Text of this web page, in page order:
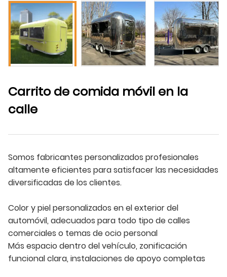
Carrito de comida móvil en la
calle
Somos fabricantes personalizados profesionales
altamente eficientes para satisfacer las necesidades
diversificadas de los clientes.
Color y piel personalizados en el exterior del
automóvil, adecuados para todo tipo de calles
comerciales o temas de ocio personal
Más espacio dentro del vehículo, zonificación
funcional clara, instalaciones de apoyo completas